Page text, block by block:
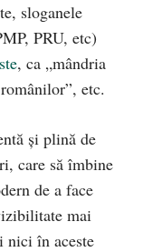
sloganele
PRU, etc)
, ca „mândria
etc.
şi plină de
care să îmbine
de a face
mai
nici în aceste